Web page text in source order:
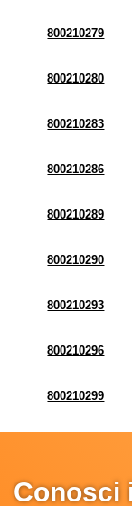
800210279
800210280
800210283
800210286
800210289
800210290
800210293
800210296
800210299
Conosci